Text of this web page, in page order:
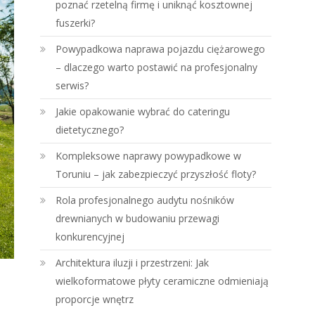
poznać rzetelną firmę i uniknąć kosztownej
fuszerki?
Powypadkowa naprawa pojazdu ciężarowego
– dlaczego warto postawić na profesjonalny
serwis?
Jakie opakowanie wybrać do cateringu
dietetycznego?
Kompleksowe naprawy powypadkowe w
Toruniu – jak zabezpieczyć przyszłość floty?
Rola profesjonalnego audytu nośników
drewnianych w budowaniu przewagi
konkurencyjnej
Architektura iluzji i przestrzeni: Jak
wielkoformatowe płyty ceramiczne odmieniają
proporcje wnętrz